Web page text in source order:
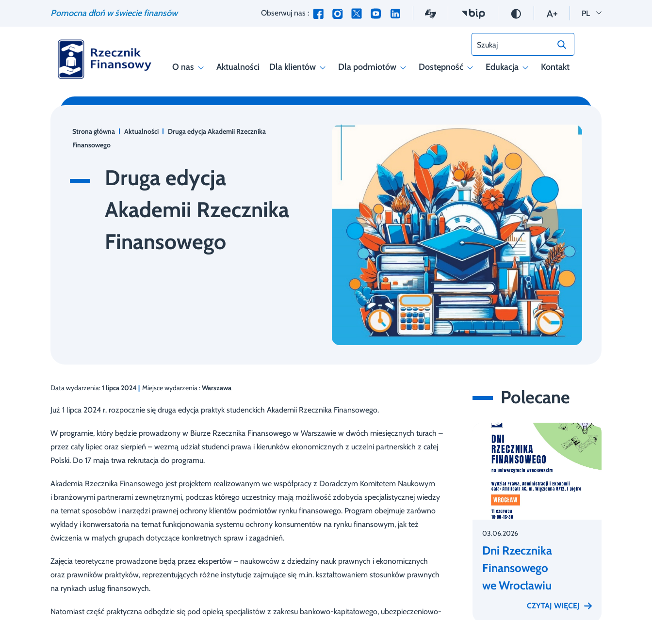
Pomocna dłoń w świecie finansów Obserwuj nas : PL Wersja polska
O nas Aktualności Dla klientów Dla podmiotów Dostępność Edukacja Kontakt
Szukaj
Strona główna Aktualności
Druga edycja Akademii Rzecznika
Finansowego
Druga edycja
Akademii Rzecznika
Finansowego
Data wydarzenia:1 lipca 2024 | Miejsce wydarzenia :Warszawa
Już 1 lipca 2024 r. rozpocznie się druga edycja praktyk studenckich Akademii Rzecznika Finansowego.
W programie, który będzie prowadzony w Biurze Rzecznika Finansowego w Warszawie w dwóch miesięcznych turach –
przez cały lipiec oraz sierpień – wezmą udział studenci prawa i kierunków ekonomicznych z uczelni partnerskich z całej
Polski. Do 17 maja trwa rekrutacja do programu.
Akademia Rzecznika Finansowego jest projektem realizowanym we współpracy z Doradczym Komitetem Naukowym
i branżowymi partnerami zewnętrznymi, podczas którego uczestnicy mają możliwość zdobycia specjalistycznej wiedzy
na temat sposobów i narzędzi prawnej ochrony klientów podmiotów rynku finansowego. Program obejmuje zarówno
wykłady i konwersatoria na temat funkcjonowania systemu ochrony konsumentów na rynku finansowym, jak też
ćwiczenia w małych grupach dotyczące konkretnych spraw i zagadnień.
Zajęcia teoretyczne prowadzone będą przez ekspertów – naukowców z dziedziny nauk prawnych i ekonomicznych
oraz prawników praktyków, reprezentujących różne instytucje zajmujące się m.in. kształtowaniem stosunków prawnych
na rynkach usług finansowych.
Natomiast część praktyczna odbędzie się pod opieką specjalistów z zakresu bankowo-kapitałowego, ubezpieczeniowo-
Polecane
03.06.2026
Dni Rzecznika
Finansowego
we Wrocławiu
CZYTAJ WIĘCEJ